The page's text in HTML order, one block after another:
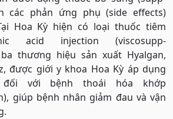
các phản ứng phụ (side effects)
Hoa Kỳ hiện có loại thuốc tiêm
acid injection (viscosupp-
thương hiệu sản xuất Hyalgan,
được giới y khoa Hoa Kỳ áp dụng
với bệnh thoái hóa khớp
giúp bệnh nhân giảm đau và vận